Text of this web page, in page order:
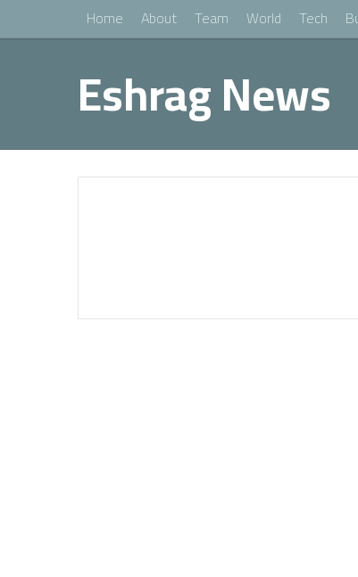
Home About Team World Tech
Eshrag News